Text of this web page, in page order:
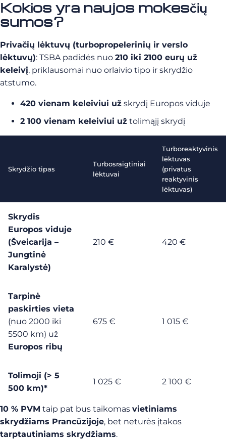
Kokios yra naujos mokesčių
sumos?
Privačių lėktuvų (turbopropelerinių ir verslo
lėktuvų): TSBA padidės nuo 210 iki 2100 eurų už
keleivį, priklausomai nuo orlaivio tipo ir skrydžio
atstumo.
420 vienam keleiviui už skrydį Europos viduje
2 100 vienam keleiviui už tolimąjį skrydį
Skrydžio tipas
Turbosraigtiniai
lėktuvai
Turboreaktyvinis
lėktuvas
(privatus
reaktyvinis
lėktuvas)
Skrydis
Europos viduje
(Šveicarija –
Jungtinė
Karalystė)
210 € 420 €
Tarpinė
paskirties vieta
(nuo 2000 iki
5500 km) už
Europos ribų
675 € 1 015 €
Tolimoji (> 5
500 km)*
1 025 € 2 100 €
10 % PVM taip pat bus taikomas vietiniams
skrydžiams Prancūzijoje, bet neturės įtakos
tarptautiniams skrydžiams.